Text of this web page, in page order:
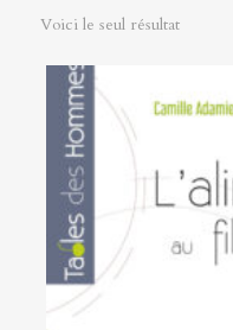
Voici le seul résultat